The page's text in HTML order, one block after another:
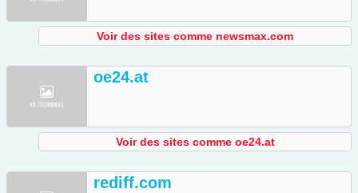
Voir des sites comme newsmax.com
oe24.at
Voir des sites comme oe24.at
rediff.com